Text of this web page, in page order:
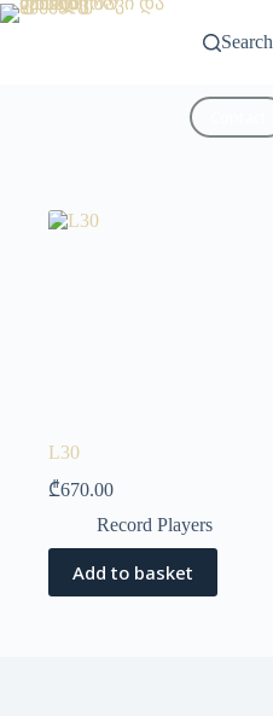
Search
L30
₾670.00
Record Players
Add to basket